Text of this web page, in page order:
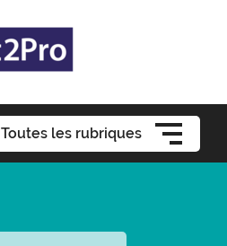
Toutes les rubriques